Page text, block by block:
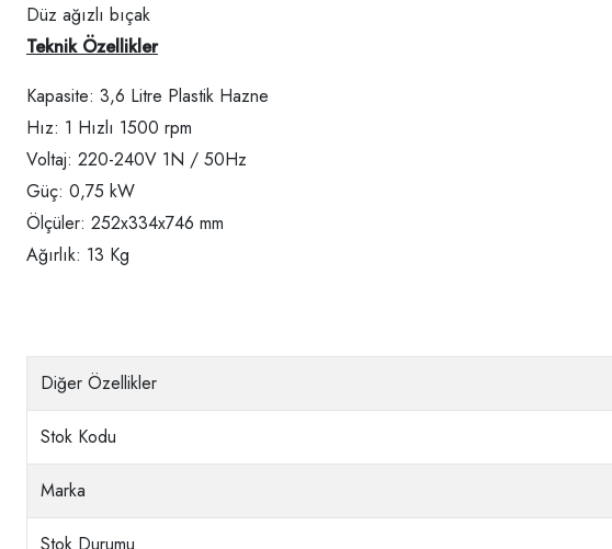
Düz ağızlı bıçak
Teknik Özellikler
Kapasite: 3,6 Litre Plastik Hazne
Hız: 1 Hızlı 1500 rpm
Voltaj: 220-240V 1N / 50Hz
Güç: 0,75 kW
Ölçüler: 252x334x746 mm
Ağırlık: 13 Kg
Diğer Özellikler
Stok Kodu
Marka
Stok Durumu